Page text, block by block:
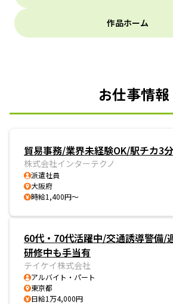
作品ホーム
お仕事情報
貿易事務/業界未経験OK/駅チカ3分
株式会社インターテクノ
派遣社員
大阪府
時給1,400円～
60代・70代活躍中/交通誘導警備/
研修中も手当有
テイケイ株式会社
アルバイト・パート
東京都
日給1万4,000円